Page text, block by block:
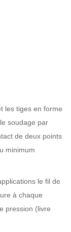
les tiges en forme
soudage par
de deux points
minimum
le fil de
à chaque
pression (livre